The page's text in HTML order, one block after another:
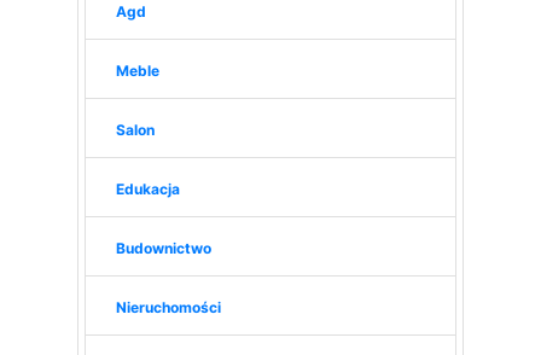
Agd
Meble
Salon
Edukacja
Budownictwo
Nieruchomości